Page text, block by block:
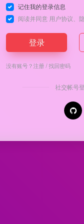
记住我的登录信息
阅读并同意 用户协议
登录
没有账号？注册/找回密码
社交帐号